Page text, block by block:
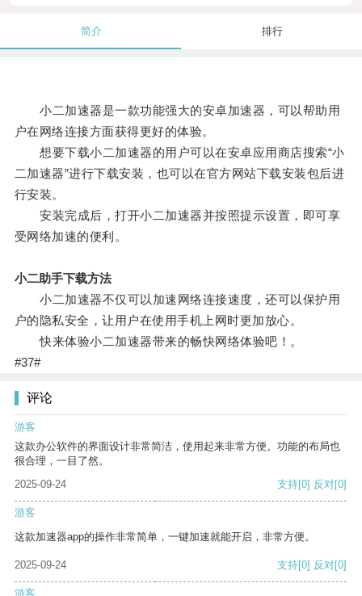
简介 排行
小二加速器是一款功能强大的安卓加速器，可以帮助用
户在网络连接方面获得更好的体验。
想要下载小二加速器的用户可以在安卓应用商店搜索“小
二加速器”进行下载安装，也可以在官方网站下载安装包后进
行安装。
安装完成后，打开小二加速器并按照提示设置，即可享
受网络加速的便利。
小二助手下载方法
小二加速器不仅可以加速网络连接速度，还可以保护用
户的隐私安全，让用户在使用手机上网时更加放心。
快来体验小二加速器带来的畅快网络体验吧！。
#37#
评论
游客
这款办公软件的界面设计非常简洁，使用起来非常方便。功能的布局也
很合理，一目了然。
2025-09-24
支持[0] 反对[0]
游客
这款加速器app的操作非常简单，一键加速就能开启，非常方便。
2025-09-24 支持[0] 反对[0]
游客